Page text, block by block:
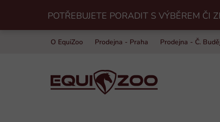
obsah
POTŘEBUJETE PORADIT S VÝBĚREM ČI
O EquiZoo Prodejna - Praha Prodejna - Č.